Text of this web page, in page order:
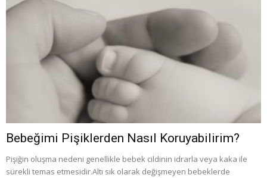
Bebeğimi Pişiklerden Nasıl Koruyabilirim?
Pişiğin oluşma nedeni genellikle bebek cildinin idrarla veya kaka ile
sürekli temas etmesidir.Altı sık olarak değişmeyen bebeklerde